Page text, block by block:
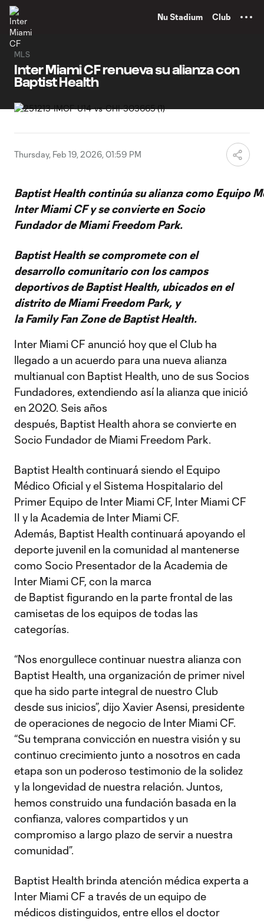
Nu Stadium Club
MLS
Inter Miami CF renueva su alianza con
Baptist Health
Thursday, Feb 19, 2026, 01:59 PM
Baptist Health continúa su alianza como Equipo
Inter Miami CF y se convierte en Socio
Fundador de Miami Freedom Park.
Baptist Health se compromete con el
desarrollo comunitario con los campos
deportivos de Baptist Health, ubicados en el
distrito de Miami Freedom Park, y
la Family Fan Zone de Baptist Health.
Inter Miami CF anunció hoy que el Club ha
llegado a un acuerdo para una nueva alianza
multianual con Baptist Health, uno de sus Socios
Fundadores, extendiendo así la alianza que inició
en 2020. Seis años
después, Baptist Health ahora se convierte en
Socio Fundador de Miami Freedom Park.
Baptist Health continuará siendo el Equipo
Médico Oficial y el Sistema Hospitalario del
Primer Equipo de Inter Miami CF, Inter Miami CF
II y la Academia de Inter Miami CF.
Además, Baptist Health continuará apoyando el
deporte juvenil en la comunidad al mantenerse
como Socio Presentador de la Academia de
Inter Miami CF, con la marca
de Baptist figurando en la parte frontal de las
camisetas de los equipos de todas las
categorías.
“Nos enorgullece continuar nuestra alianza con
Baptist Health, una organización de primer nivel
que ha sido parte integral de nuestro Club
desde sus inicios”, dijo Xavier Asensi, presidente
de operaciones de negocio de Inter Miami CF.
“Su temprana convicción en nuestra visión y su
continuo crecimiento junto a nosotros en cada
etapa son un poderoso testimonio de la solidez
y la longevidad de nuestra relación. Juntos,
hemos construido una fundación basada en la
confianza, valores compartidos y un
compromiso a largo plazo de servir a nuestra
comunidad”.
Baptist Health brinda atención médica experta a
Inter Miami CF a través de un equipo de
médicos distinguidos, entre ellos el doctor